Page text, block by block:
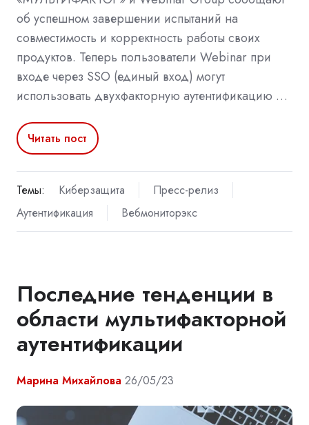
об успешном завершении испытаний на
совместимость и корректность работы своих
продуктов. Теперь пользователи Webinar при
входе через SSO (единый вход) могут
использовать двухфакторную аутентификацию …
Читать пост
Темы: Киберзащита
Пресс-релиз
Аутентификация
Вебмониторэкс
Последние тенденции в
области мультифакторной
аутентификации
Марина Михайлова 26/05/23